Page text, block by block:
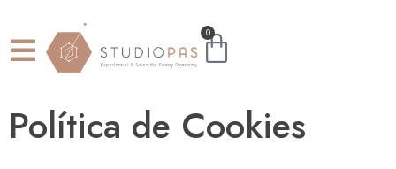
0
Política de Cookies